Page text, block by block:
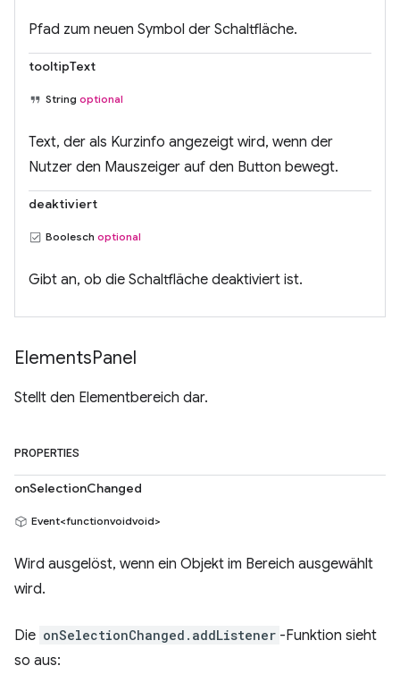
Pfad zum neuen Symbol der Schaltfläche.
tooltipText
String optional
Text, der als Kurzinfo angezeigt wird, wenn der
Nutzer den Mauszeiger auf den Button bewegt.
deaktiviert
Boolesch optional
Gibt an, ob die Schaltfläche deaktiviert ist.
ElementsPanel
Stellt den Elementbereich dar.
PROPERTIES
onSelectionChanged
Event<functionvoidvoid>
Wird ausgelöst, wenn ein Objekt im Bereich ausgewählt
wird.
Die onSelectionChanged.addListener -Funktion sieht
so aus: